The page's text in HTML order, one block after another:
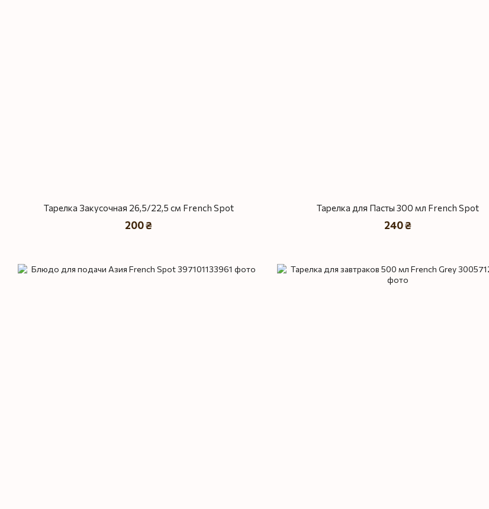
Тарелка Закусочная 26,5/22,5 см French Spot
200 ₴
Тарелка для Пасты 300 мл French Spot
240 ₴